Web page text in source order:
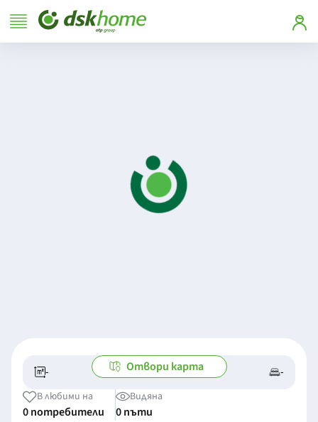
- -/- -
Отвори карта
В любими на
0 потребители
Видяна
0 пъти